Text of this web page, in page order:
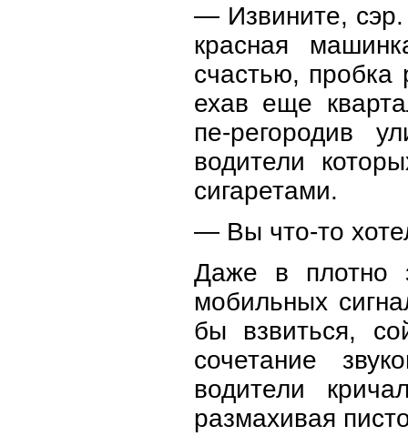
— Извините,
красная
счастью, пробка
ехав еще
пе-регородив
водители
сигаретами.
— Вы что-то
Даже в плотно
мобильных
бы взвиться,
сочетание
водители
размахивая